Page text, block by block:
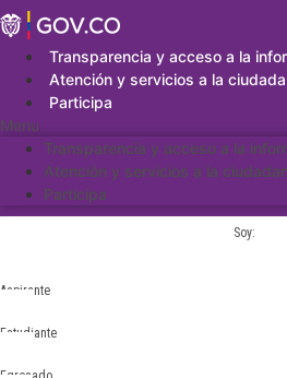
Saltar
al
contenidoTransparencia y acceso a la
Atención y servicios a la
Participa
Menu
Transparencia y acceso a la
Atención y servicios a la
Participa
Soy:
Aspirante
Estudiante